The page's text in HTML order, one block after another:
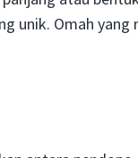
unik. Omah yang